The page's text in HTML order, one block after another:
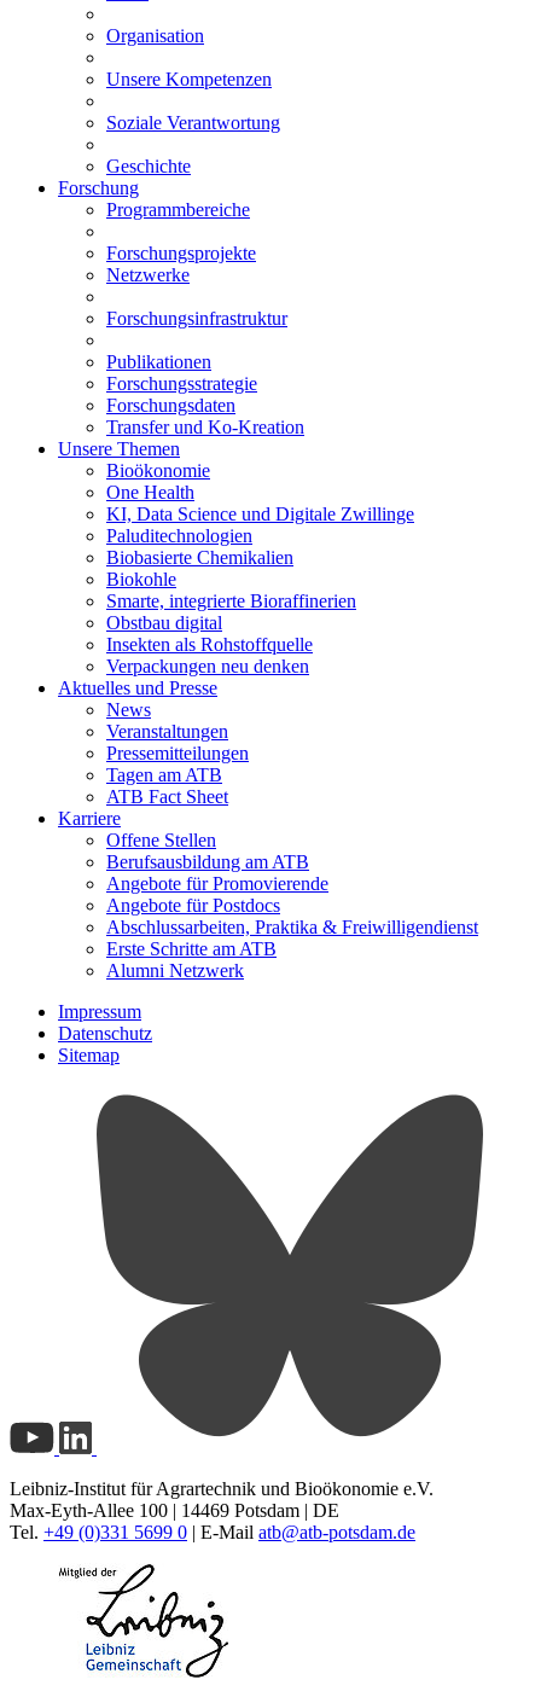
Organisation
Unsere Kompetenzen
Soziale Verantwortung
Geschichte
Forschung
Programmbereiche
Forschungsprojekte
Netzwerke
Forschungsinfrastruktur
Publikationen
Forschungsstrategie
Forschungsdaten
Transfer und Ko-Kreation
Unsere Themen
Bioökonomie
One Health
KI, Data Science und Digitale Zwillinge
Paluditechnologien
Biobasierte Chemikalien
Biokohle
Smarte, integrierte Bioraffinerien
Obstbau digital
Insekten als Rohstoffquelle
Verpackungen neu denken
Aktuelles und Presse
News
Veranstaltungen
Pressemitteilungen
Tagen am ATB
ATB Fact Sheet
Karriere
Offene Stellen
Berufsausbildung am ATB
Angebote für Promovierende
Angebote für Postdocs
Abschlussarbeiten, Praktika & Freiwilligendienst
Erste Schritte am ATB
Alumni Netzwerk
Impressum
Datenschutz
Sitemap
Leibniz-Institut für Agrartechnik und Bioökonomie e.V.
Max-Eyth-Allee 100 | 14469 Potsdam | DE
Tel. +49 (0)331 5699 0 | E-Mail atb@atb-potsdam.de